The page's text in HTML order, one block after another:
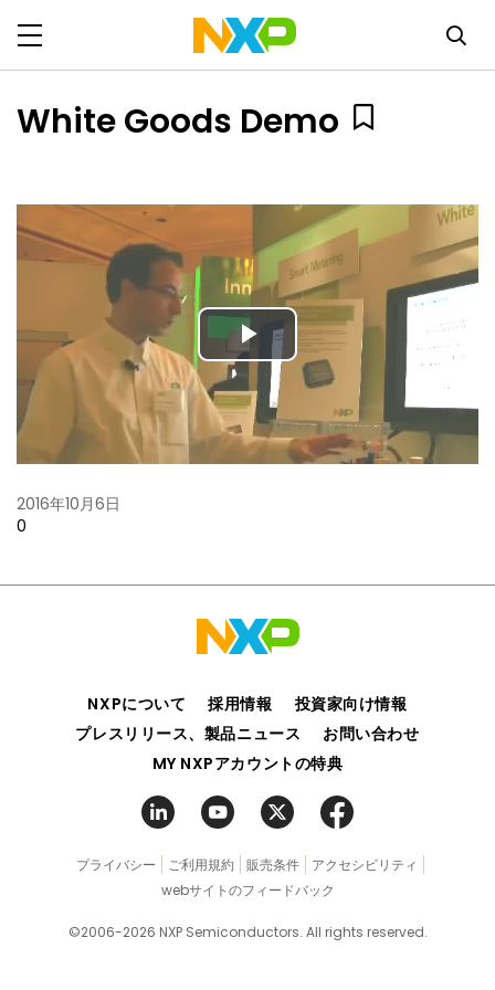
White Goods Demo
Play
Video
2016年10月6日
0
NXPについて 採用情報
投資家向け情報
プレスリリース、製品ニュース
お問い合わせ
MY NXPアカウントの特典
プライバシー ご利用規約 販売条件
アクセシビリティ
webサイトのフィードバック
©2006-2026 NXP Semiconductors. All rights reserved.